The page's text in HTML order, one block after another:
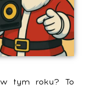
w tym roku? To